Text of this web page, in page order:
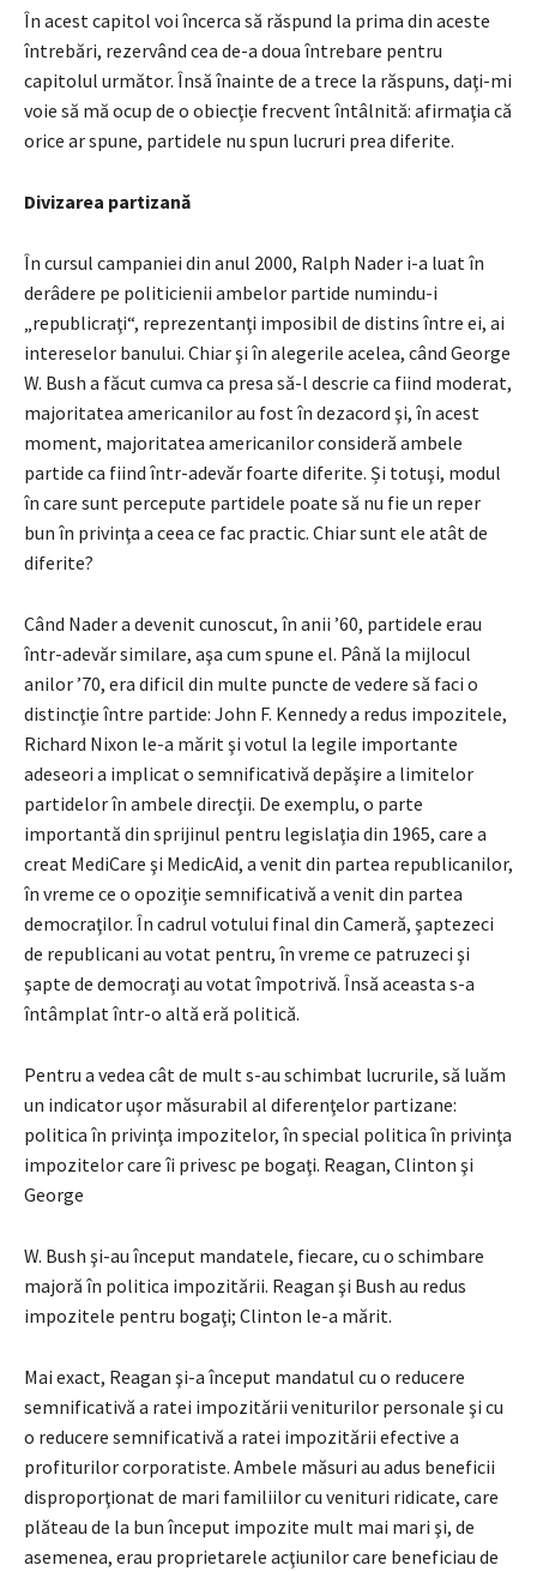
În acest capitol voi încerca să răspund la prima din aceste
întrebări, rezervând cea de-a doua întrebare pentru
capitolul următor. Însă înainte de a trece la răspuns, daţi-mi
voie să mă ocup de o obiecţie frecvent întâlnită: afirmaţia că
orice ar spune, partidele nu spun lucruri prea diferite.
Divizarea partizană
În cursul campaniei din anul 2000, Ralph Nader i-a luat în
derâdere pe politicienii ambelor partide numindu-i
„republicraţi“, reprezentanţi imposibil de distins între ei, ai
intereselor banului. Chiar şi în alegerile acelea, când George
W. Bush a făcut cumva ca presa să-l descrie ca fiind moderat,
majoritatea americanilor au fost în dezacord şi, în acest
moment, majoritatea americanilor consideră ambele
partide ca fiind într-adevăr foarte diferite. Și totuşi, modul
în care sunt percepute partidele poate să nu fie un reper
bun în privinţa a ceea ce fac practic. Chiar sunt ele atât de
diferite?
Când Nader a devenit cunoscut, în anii ’60, partidele erau
într-adevăr similare, aşa cum spune el. Până la mijlocul
anilor ’70, era dificil din multe puncte de vedere să faci o
distincţie între partide: John F. Kennedy a redus impozitele,
Richard Nixon le-a mărit şi votul la legile importante
adeseori a implicat o semnificativă depăşire a limitelor
partidelor în ambele direcţii. De exemplu, o parte
importantă din sprijinul pentru legislaţia din 1965, care a
creat MediCare şi MedicAid, a venit din partea republicanilor,
în vreme ce o opoziţie semnificativă a venit din partea
democraţilor. În cadrul votului final din Cameră, şaptezeci
de republicani au votat pentru, în vreme ce patruzeci şi
şapte de democraţi au votat împotrivă. Însă aceasta s-a
întâmplat într-o altă eră politică.
Pentru a vedea cât de mult s-au schimbat lucrurile, să luăm
un indicator uşor măsurabil al diferenţelor partizane:
politica în privinţa impozitelor, în special politica în privinţa
impozitelor care îi privesc pe bogaţi. Reagan, Clinton şi
George
W. Bush şi-au început mandatele, fiecare, cu o schimbare
majoră în politica impozitării. Reagan şi Bush au redus
impozitele pentru bogaţi; Clinton le-a mărit.
Mai exact, Reagan şi-a început mandatul cu o reducere
semnificativă a ratei impozitării veniturilor personale şi cu
o reducere semnificativă a ratei impozitării efective a
profiturilor corporatiste. Ambele măsuri au adus beneficii
disproporţionat de mari familiilor cu venituri ridicate, care
plăteau de la bun început impozite mult mai mari şi, de
asemenea, erau proprietarele acţiunilor care beneficiau de